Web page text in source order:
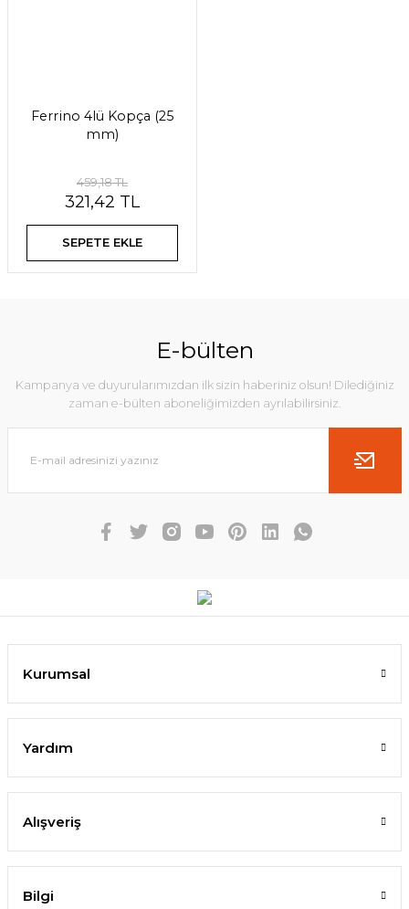
Ferrino 4lü Kopça (25
mm)
459,18 TL
321,42 TL
SEPETE EKLE
E-bülten
Kampanya ve duyurularımızdan ilk sizin haberiniz olsun! Dilediğiniz
zaman e-bülten aboneliğimizden ayrılabilirsiniz.
Kurumsal
Yardım
Alışveriş
Bilgi